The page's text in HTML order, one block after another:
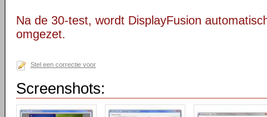
Na de 30-test, wordt DisplayFusion
omgezet.
Stel een correctie voor
Screenshots: